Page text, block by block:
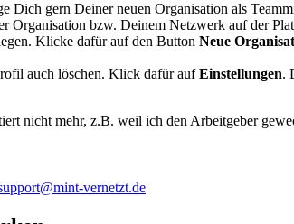
Dich gern Deiner neuen Organisation als
Organisation bzw. Deinem Netzwerk auf der
Klicke dafür auf den Button Neue
auch löschen. Klick dafür aufEinstellungen.
nicht mehr, z.B. weil ich den Arbeitgeber
vernetzt.de